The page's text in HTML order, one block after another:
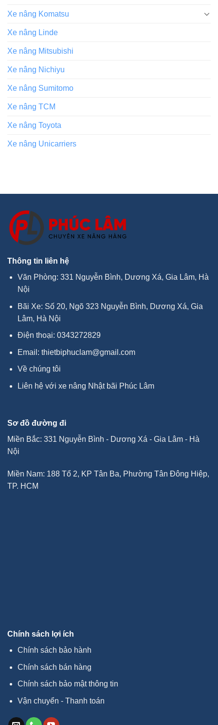
Xe nâng Komatsu
Xe nâng Linde
Xe nâng Mitsubishi
Xe nâng Nichiyu
Xe nâng Sumitomo
Xe nâng TCM
Xe nâng Toyota
Xe nâng Unicarriers
Thông tin liên hệ
Văn Phòng: 331 Nguyễn Bình, Dương Xá, Gia Lâm, Hà
Nội
Bãi Xe: Số 20, Ngõ 323 Nguyễn Bình, Dương Xá, Gia
Lâm, Hà Nội
Điện thoại: 0343272829
Email: thietbiphuclam@gmail.com
Về chúng tôi
Liên hệ với xe nâng Nhật bãi Phúc Lâm
Sơ đồ đường đi
Miền Bắc: 331 Nguyễn Bình - Dương Xá - Gia Lâm - Hà
Nội
Miền Nam: 188 Tổ 2, KP Tân Ba, Phường Tân Đông Hiệp,
TP. HCM
Chính sách lợi ích
Chính sách bảo hành
Chính sách bán hàng
Chính sách bảo mật thông tin
Vận chuyển - Thanh toán